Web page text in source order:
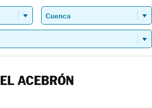
EL ACEBRÓN